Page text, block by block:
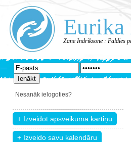
Eurika
Zane Indriksone : Paldies
Nesanāk ielogoties?